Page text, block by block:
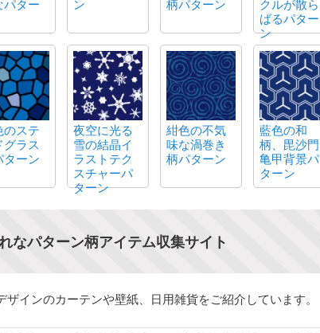
パター
ン
柄パターン
クルが散ら
ばるパター
ン
のステ
グラス
ターン
夜空に光る
雪の結晶イ
ラストテク
スチャーパ
ターン
紺色の不気
味な渦巻き
柄パターン
藍色の和
柄、毘沙門
亀甲背景パ
ターン
なパターン柄アイテム収集サイト
インのカーテンや壁紙、日用雑貨をご紹介しています。